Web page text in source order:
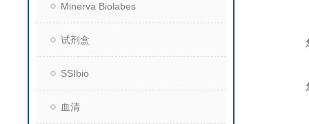
Minerva Biolabes
试剂盒
SSIbio
血清